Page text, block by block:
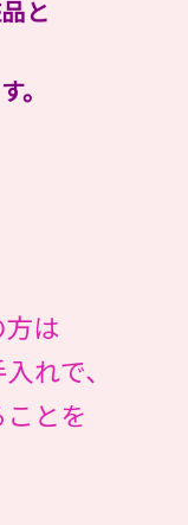
と
。
は
れで、
とを